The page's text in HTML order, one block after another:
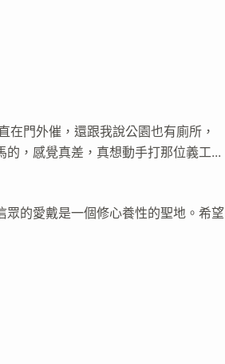
門外催，還跟我說公園也有廁所，
，感覺真差，真想動手打那位義工...
的愛戴是一個修心養性的聖地。希望